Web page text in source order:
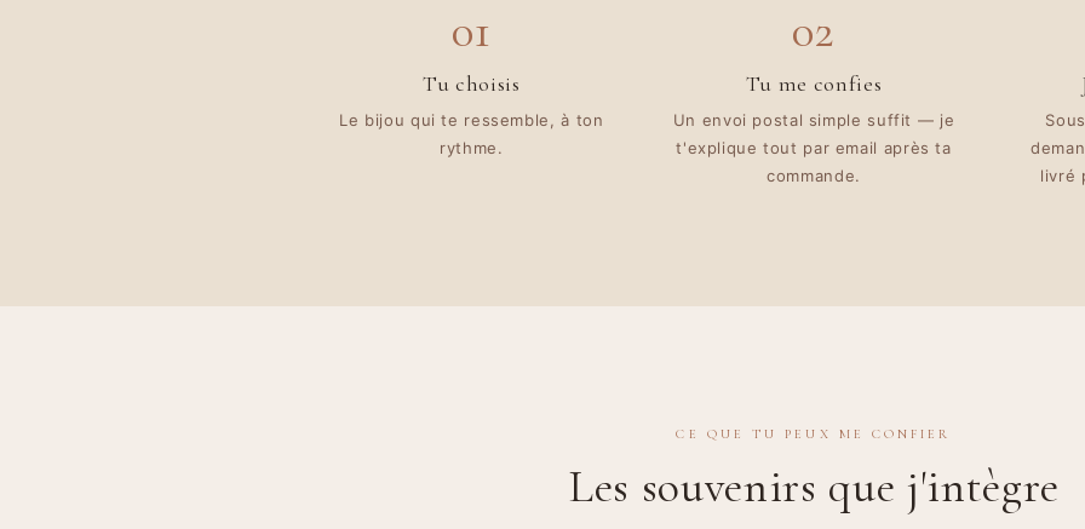
01
Tu choisis
Le bijou qui te ressemble, à ton
rythme.
02
Tu me confies
Un envoi postal simple suffit — je
t'explique tout par email après ta
commande.
livré
CE QUE TU PEUX ME CONFIER
Les souvenirs que j'intègre